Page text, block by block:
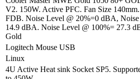
V2. 150W. Active PFC. Fan
FDB. Noise Level @ 20%=0
14.9 dBA. Noise Level @
Logitech Mouse USB
4U Active Heat sink Socket